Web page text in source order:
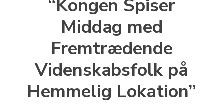
“Kongen Spiser
Middag med
Fremtrædende
Videnskabsfolk på
Hemmelig Lokation”